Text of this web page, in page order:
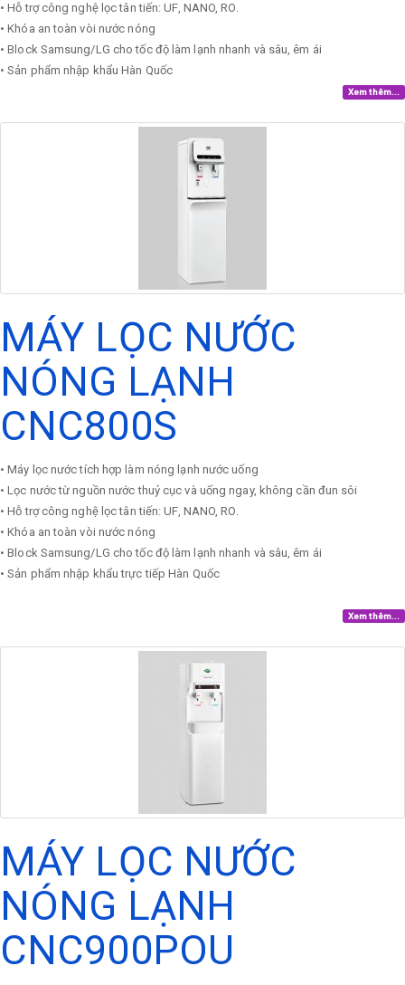
• Hỗ trợ công nghệ lọc tân tiến: UF, NANO, RO.
• Khóa an toàn vòi nước nóng
• Block Samsung/LG cho tốc độ làm lạnh nhanh và sâu, êm ái
• Sản phẩm nhập khẩu Hàn Quốc
Xem thêm...
MÁY LỌC NƯỚC
NÓNG LẠNH
CNC800S
• Máy lọc nước tích hợp làm nóng lạnh nước uống
• Lọc nước từ nguồn nước thuỷ cục và uống ngay, không cần đun sôi
• Hỗ trợ công nghệ lọc tân tiến: UF, NANO, RO.
• Khóa an toàn vòi nước nóng
• Block Samsung/LG cho tốc độ làm lạnh nhanh và sâu, êm ái
• Sản phẩm nhập khẩu trực tiếp Hàn Quốc
Xem thêm...
MÁY LỌC NƯỚC
NÓNG LẠNH
CNC900POU